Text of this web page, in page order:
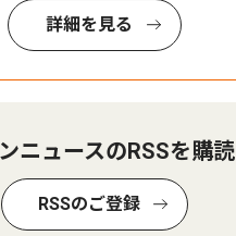
詳細を見る
ニュースのRSSを購読
RSSのご登録